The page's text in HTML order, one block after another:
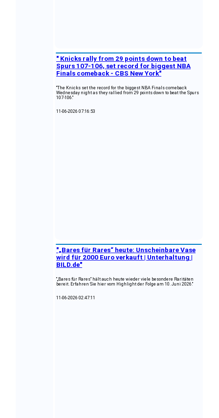
" Knicks rally from 29 points down to beat
Spurs 107-106, set record for biggest NBA
Finals comeback - CBS New York"
"The Knicks set the record for the biggest NBA Finals comeback
Wednesday night as they rallied from 29 points down to beat the Spurs
107-106."
11-06-2026 07:16:53
"„Bares für Rares“ heute: Unscheinbare Vase
wird für 2000 Euro verkauft | Unterhaltung |
BILD.de"
"„Bares für Rares“ hält auch heute wieder viele besondere Raritäten
bereit. Erfahren Sie hier vom Highlight der Folge am 10. Juni 2026."
11-06-2026 02:47:11